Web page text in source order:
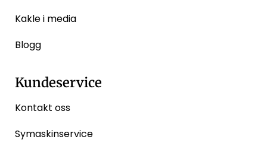
Kakle i media
Blogg
Kundeservice
Kontakt oss
Symaskinservice